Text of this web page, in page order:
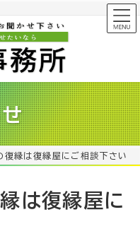
復縁は復縁屋にご相談下さい
は復縁屋に